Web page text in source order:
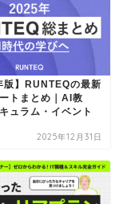
版】RUNTEQの最新
トまとめ｜AI教
ュラム・イベント
2025年12月31日